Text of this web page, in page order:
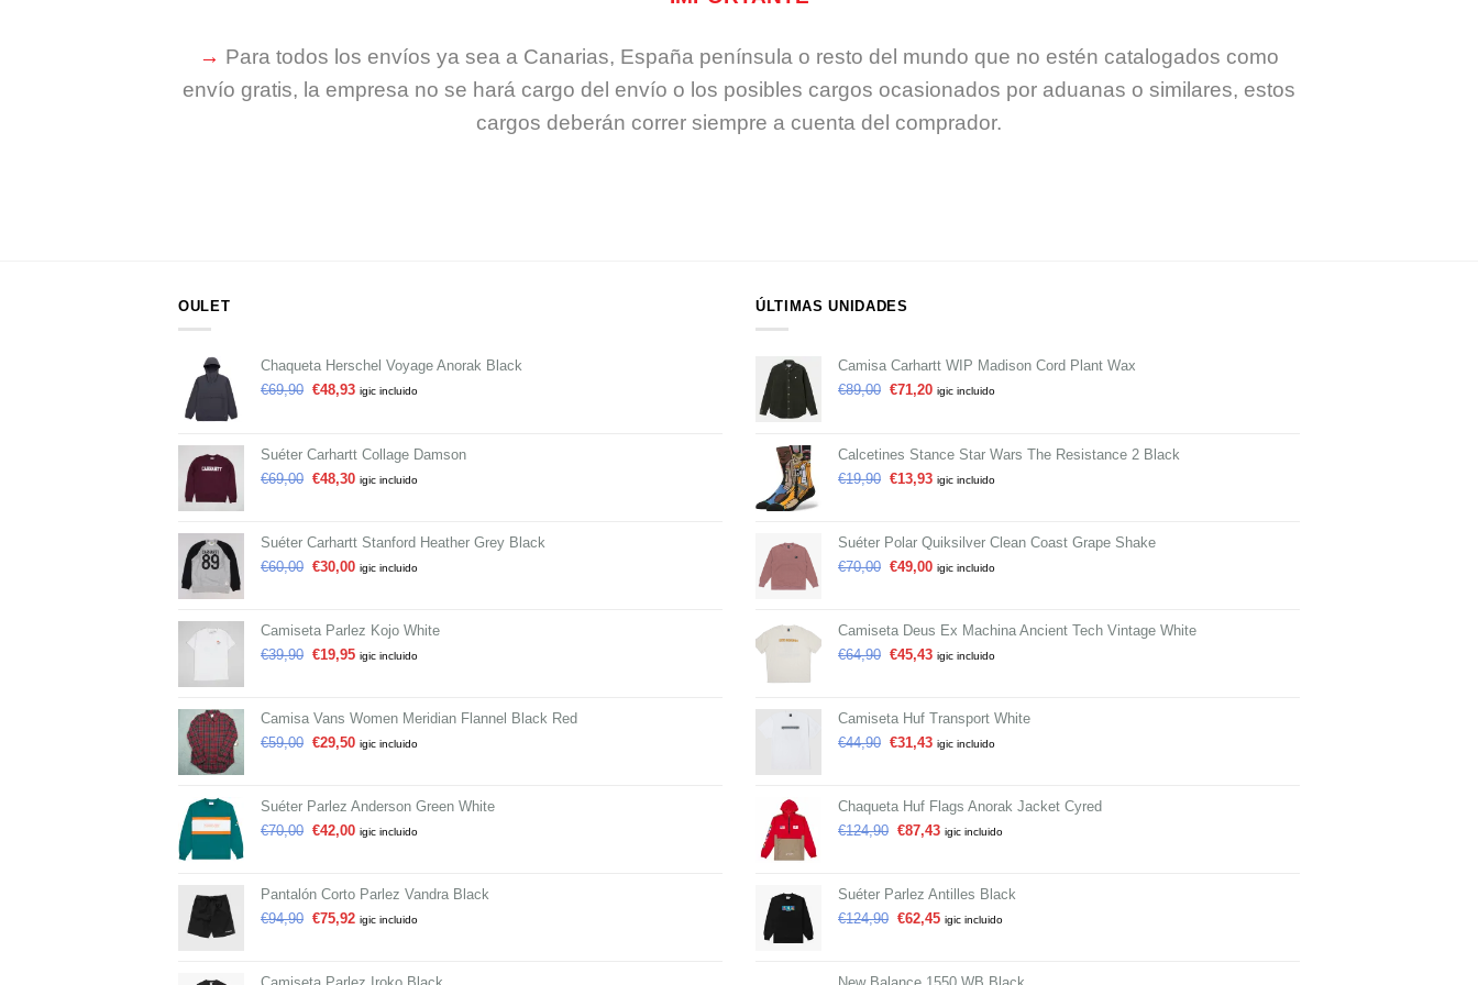
→ Para todos los envíos ya sea a Canarias, España península o resto del mundo que no estén catalogados como
envío gratis, la empresa no se hará cargo del envío o los posibles cargos ocasionados por aduanas o similares, estos
cargos deberán correr siempre a cuenta del comprador.
OULET
Chaqueta Herschel Voyage Anorak Black
€69,90 €48,93 igic incluido
Suéter Carhartt Collage Damson
€69,00 €48,30 igic incluido
Suéter Carhartt Stanford Heather Grey Black
€60,00 €30,00 igic incluido
Camiseta Parlez Kojo White
€39,90 €19,95 igic incluido
Camisa Vans Women Meridian Flannel Black Red
€59,00 €29,50 igic incluido
Suéter Parlez Anderson Green White
€70,00 €42,00 igic incluido
Pantalón Corto Parlez Vandra Black
€94,90 €75,92 igic incluido
ÚLTIMAS UNIDADES
Camisa Carhartt WIP Madison Cord Plant Wax
€89,00 €71,20 igic incluido
Calcetines Stance Star Wars The Resistance 2 Black
€19,90 €13,93 igic incluido
Suéter Polar Quiksilver Clean Coast Grape Shake
€70,00 €49,00 igic incluido
Camiseta Deus Ex Machina Ancient Tech Vintage White
€64,90 €45,43 igic incluido
Camiseta Huf Transport White
€44,90 €31,43 igic incluido
Chaqueta Huf Flags Anorak Jacket Cyred
€124,90 €87,43 igic incluido
Suéter Parlez Antilles Black
€124,90 €62,45 igic incluido